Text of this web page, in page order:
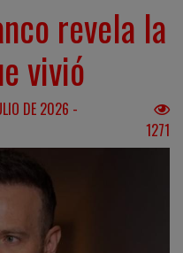
revela la
vivió
DE 2026 -
1271